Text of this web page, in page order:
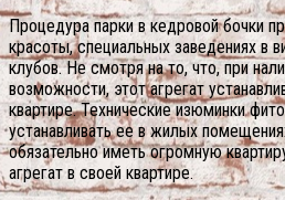
Процедура парки в кедровой бочки
красоты, специальных заведениях в
клубов. Не смотря на то, что, при
возможности, этот агрегат
квартире. Технические изюминки
устанавливать ее в жилых
обязательно иметь огромную
агрегат в своей квартире.